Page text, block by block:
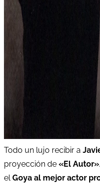
Todo un lujo recibir a
proyección de «El Autor»
elGoya al mejor actor